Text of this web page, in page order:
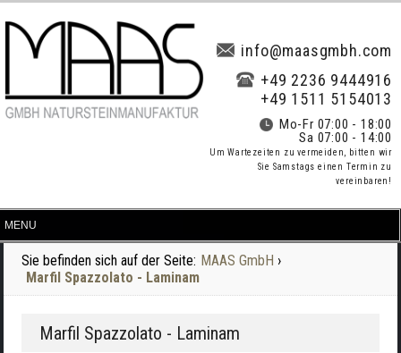
info@maasgmbh.com
+49 2236 9444916
+49 1511 5154013
Mo-Fr 07:00 - 18:00
Sa 07:00 - 14:00
Um Wartezeiten zu vermeiden, bitten wir
Sie Samstags einen Termin zu
vereinbaren!
Sie befinden sich auf der Seite: MAAS GmbH ›
Marfil Spazzolato - Laminam
Marfil Spazzolato - Laminam